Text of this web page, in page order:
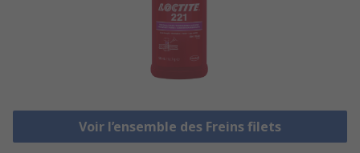
Voir l’ensemble des Freins filets